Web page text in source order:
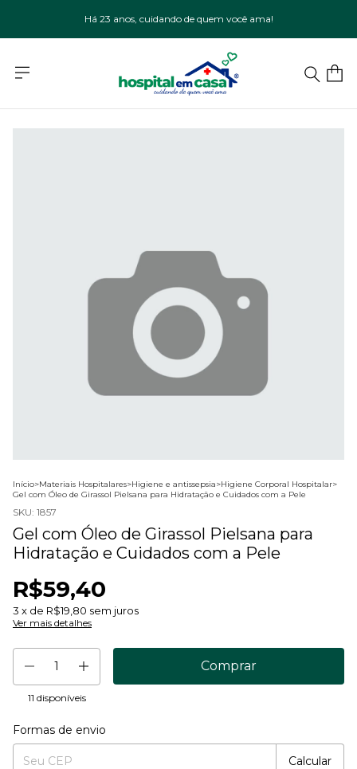
Há 23 anos, cuidando de quem você ama!
Início>Materiais Hospitalares>Higiene e antissepsia>Higiene Corporal Hospitalar>
Gel com Óleo de Girassol Pielsana para Hidratação e Cuidados com a Pele
SKU: 1857
Gel com Óleo de Girassol Pielsana para
Hidratação e Cuidados com a Pele
R$59,40
3 x de R$19,80 sem juros
Ver mais detalhes
11 disponíveis
Entregas para o CEP:
Formas de envio
Calcular